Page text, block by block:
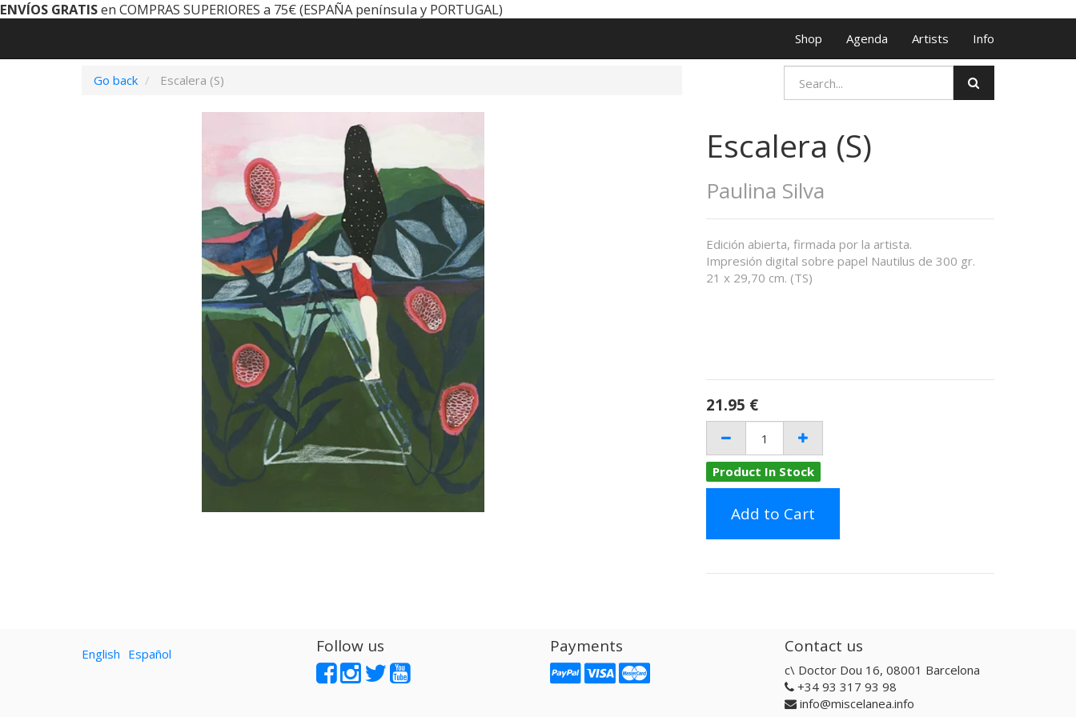
ENVÍOS GRATISen COMPRAS SUPERIORES a 75€ (ESPAÑA península y PORTUGAL)
Shop Agenda Artists Info
Go back Escalera (S)
Escalera (S)
Paulina Silva
Edición abierta, firmada por la artista.
Impresión digital sobre papel Nautilus de 300 gr.
21 x 29,70 cm. (TS)
21.95 €
Product In Stock
Add to Cart
English Español Follow us Payments Contact us
c\ Doctor Dou 16, 08001 Barcelona
+34 93 317 93 98
info@miscelanea.info